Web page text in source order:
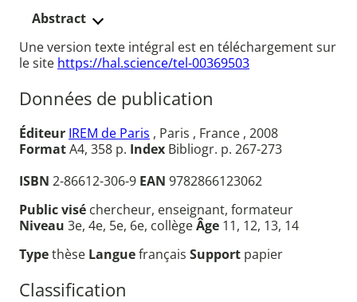
Abstract
Une version texte intégral est en téléchargement sur
le site https://hal.science/tel-00369503
Données de publication
Éditeur IREM de Paris , Paris , France , 2008
FormatA4, 358 p. Index Bibliogr. p. 267-273
ISBN 2-86612-306-9 EAN 9782866123062
Public visé chercheur, enseignant, formateur
Niveau 3e, 4e, 5e, 6e, collègeÂge 11, 12, 13, 14
Typethèse Languefrançais Support papier
Classification